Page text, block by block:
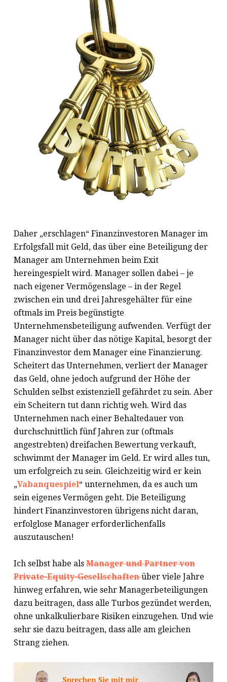
Daher „erschlagen“ Finanzinvestoren Manager im
Erfolgsfall mit Geld, das über eine Beteiligung der
Manager am Unternehmen beim Exit
hereingespielt wird. Manager sollen dabei – je
nach eigener Vermögenslage – in der Regel
zwischen ein und drei Jahresgehälter für eine
oftmals im Preis begünstigte
Unternehmensbeteiligung aufwenden. Verfügt der
Manager nicht über das nötige Kapital, besorgt der
Finanzinvestor dem Manager eine Finanzierung.
Scheitert das Unternehmen, verliert der Manager
das Geld, ohne jedoch aufgrund der Höhe der
Schulden selbst existenziell gefährdet zu sein. Aber
ein Scheitern tut dann richtig weh. Wird das
Unternehmen nach einer Behaltedauer von
durchschnittlich fünf Jahren zur (oftmals
angestrebten) dreifachen Bewertung verkauft,
schwimmt der Manager im Geld. Er wird alles tun,
um erfolgreich zu sein. Gleichzeitig wird er kein
„Vabanquespiel“ unternehmen, da es auch um
sein eigenes Vermögen geht. Die Beteiligung
hindert Finanzinvestoren übrigens nicht daran,
erfolglose Manager erforderlichenfalls
auszutauschen!
Ich selbst habe als Manager und Partner von
Private-Equity-Gesellschaftenüber viele Jahre
hinweg erfahren, wie sehr Managerbeteiligungen
dazu beitragen, dass alle Turbos gezündet werden,
ohne unkalkulierbare Risiken einzugehen. Und wie
sehr sie dazu beitragen, dass alle am gleichen
Strang ziehen.